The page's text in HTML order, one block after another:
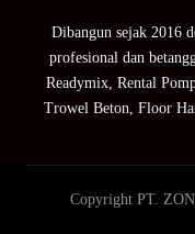
Dibangun sejak 2016
profesional dan
Readymix, Rental
Trowel Beton, Floor
Copyright PT.